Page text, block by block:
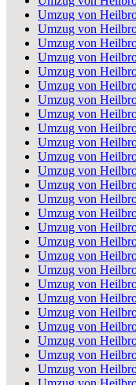
Umzug von
Umzug von
Umzug von
Umzug von
Umzug von
Umzug von
Umzug von
Umzug von
Umzug von
Umzug von
Umzug von
Umzug von
Umzug von
Umzug von
Umzug von
Umzug von
Umzug von
Umzug von
Umzug von
Umzug von
Umzug von
Umzug von
Umzug von
Umzug von
Umzug von
Umzug von